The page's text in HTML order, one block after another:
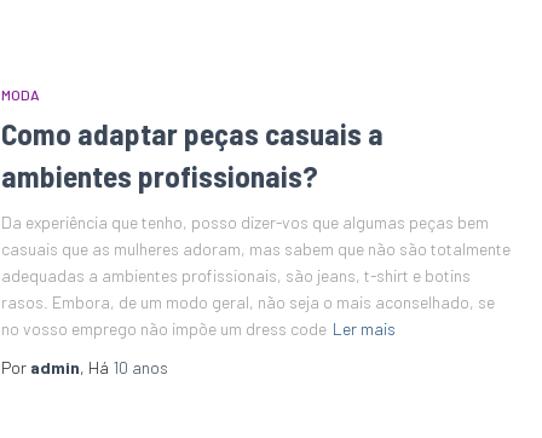
MODA
Como adaptar peças casuais a
ambientes profissionais?
Da experiência que tenho, posso dizer-vos que algumas peças bem
casuais que as mulheres adoram, mas sabem que não são totalmente
adequadas a ambientes profissionais, são jeans, t-shirt e botins
rasos. Embora, de um modo geral, não seja o mais aconselhado, se
no vosso emprego não impõe um dress code Ler mais
Por admin, Há 10 anos